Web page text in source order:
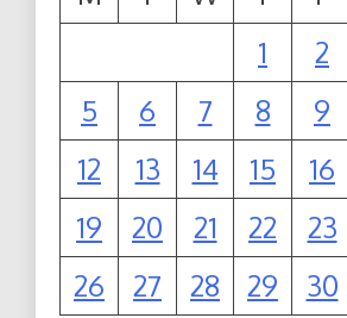
1
2
5
6 7 8 9
12
13 14 15 16
19
20 21 22 23
26
27 28 29 30